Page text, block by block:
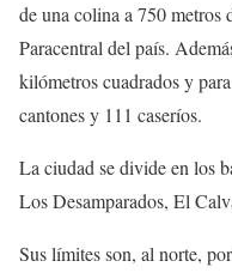
de una colina a 750 metros
Paracentral del país.
kilómetros cuadrados y
cantones y 111 caseríos.
La ciudad se divide en los
Los Desamparados, El
Sus límites son, al norte,